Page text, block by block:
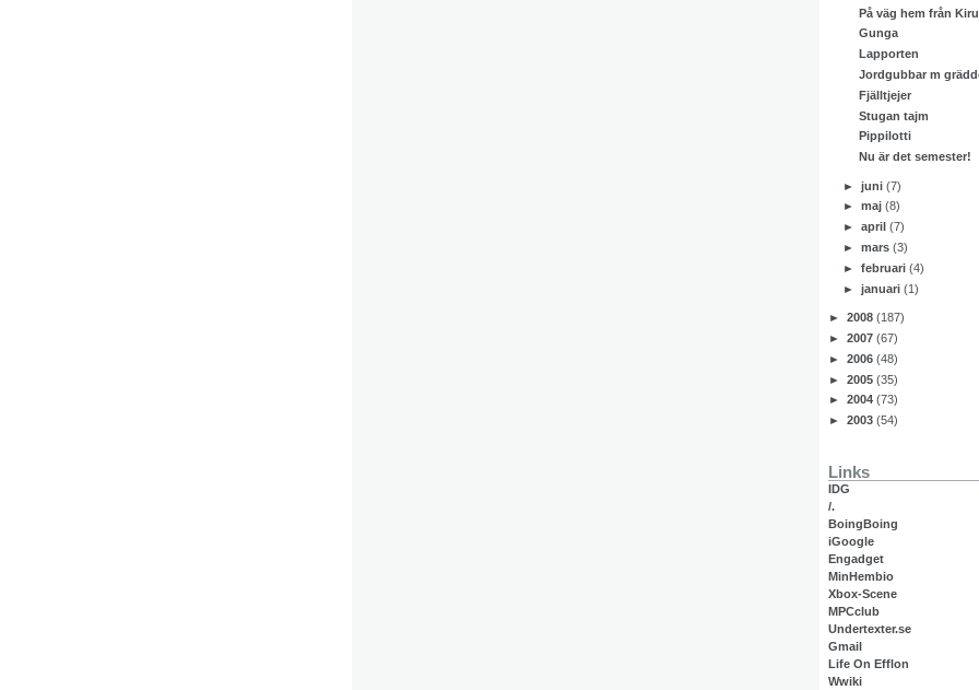
På väg hem från
Gunga
Lapporten
Jordgubbar m
Fjälltjejer
Stugan tajm
Pippilotti
Nu är det semester!
►juni(7)
►maj(8)
►april(7)
►mars(3)
►februari(4)
►januari(1)
► 2008 (187)
► 2007 (67)
► 2006 (48)
► 2005 (35)
► 2004 (73)
► 2003 (54)
Links
IDG
/.
BoingBoing
iGoogle
Engadget
MinHembio
Xbox-Scene
MPCclub
Undertexter.se
Gmail
Life On Efflon
Wwiki